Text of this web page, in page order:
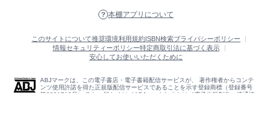
本棚アプリについて
このサイトについて推奨環境利用規約ISBN検索プライバシーポリシー
情報セキュリティーポリシー特定商取引法に基づく表示
安心してお使いいただくために
ABJマークは、この電子書店・電子書籍配信サービスが、 著作権者からコンテ
ンツ使用許諾を得た正規版配信サービスであることを示す登録商標（登録番号
第6091713号）です。 詳しくは［ABJマーク］または［電子出版制作・流通協